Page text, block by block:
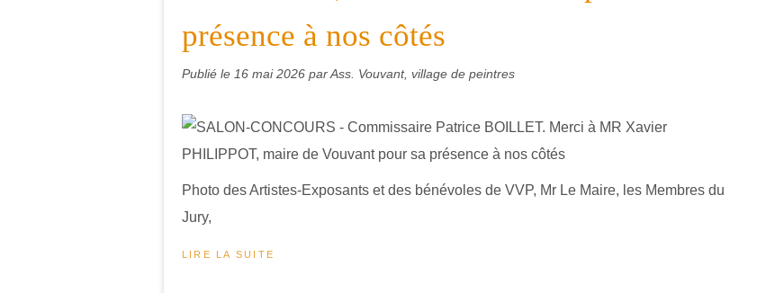
présence à nos côtés
Publié le 16 mai 2026 par Ass. Vouvant, village de peintres
Photo des Artistes-Exposants et des bénévoles de VVP, Mr Le Maire, les Membres du
Jury,
LIRE LA SUITE